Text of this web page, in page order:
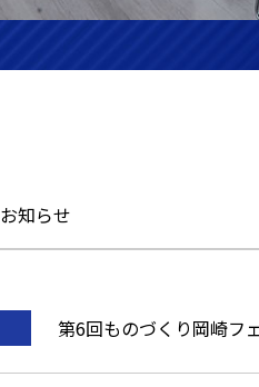
お知らせ
第6回ものづくり岡崎フ